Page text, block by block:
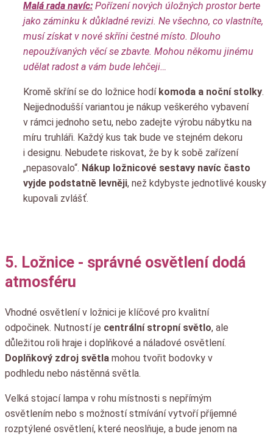
Malá rada navíc: Pořízení nových úložných prostor berte
jako záminku k důkladné revizi. Ne všechno, co vlastníte,
musí získat v nové skříni čestné místo. Dlouho
nepoužívaných věcí se zbavte. Mohou někomu jinému
udělat radost a vám bude lehčeji…
Kromě skříní se do ložnice hodí komoda a noční stolky.
Nejjednodušší variantou je nákup veškerého vybavení
v rámci jednoho setu, nebo zadejte výrobu nábytku na
míru truhláři. Každý kus tak bude ve stejném dekoru
i designu. Nebudete riskovat, že by k sobě zařízení
„nepasovalo“. Nákup ložnicové sestavy navíc často
vyjde podstatně levněji, než kdybyste jednotlivé kousky
kupovali zvlášť.
5. Ložnice - správné osvětlení dodá
atmosféru
Vhodné osvětlení v ložnici je klíčové pro kvalitní
odpočinek. Nutností je centrální stropní světlo, ale
důležitou roli hraje i doplňkové a náladové osvětlení.
Doplňkový zdroj světla mohou tvořit bodovky v
podhledu nebo nástěnná světla.
Velká stojací lampa v rohu místnosti s nepřímým
osvětlením nebo s možností stmívání vytvoří příjemné
rozptýlené osvětlení, které neoslňuje, a bude jenom na